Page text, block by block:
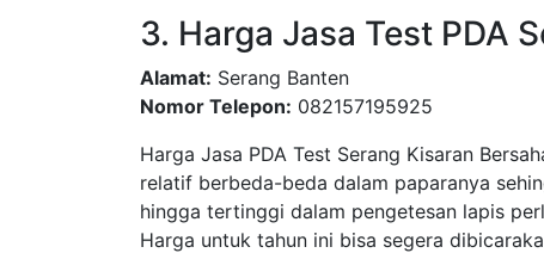
3. Harga Jasa Test PDA
Alamat: Serang Banten
Nomor Telepon: 082157195925
Harga Jasa PDA Test Serang Kisaran
relatif berbeda-beda dalam paparanya
hingga tertinggi dalam pengetesan lapis
Harga untuk tahun ini bisa segera